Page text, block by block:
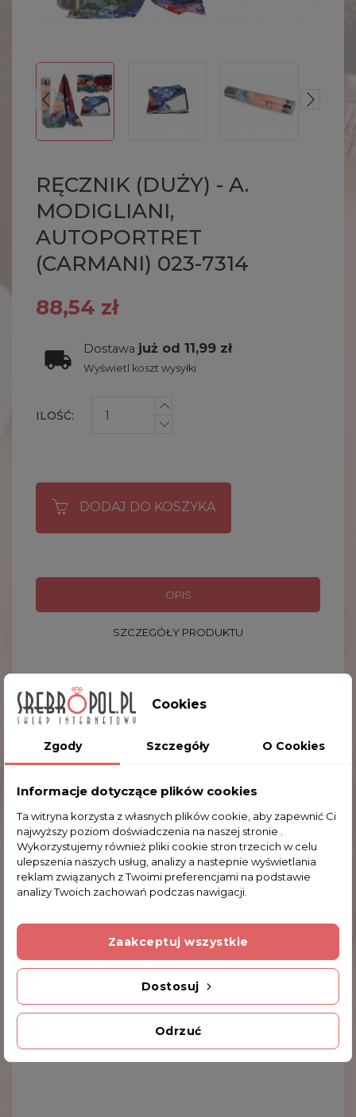
RĘCZNIK (DUŻY) - A.
MODIGLIANI,
AUTOPORTRET
(CARMANI) 023-7314
88,54 zł
Dostawa już od 11,99 zł
Wyświetl koszt wysyłki
ILOŚĆ:
DODAJ DO KOSZYKA
OPIS
SZCZEGÓŁY PRODUKTU
Miękki, wytrzymały i chłonny - to cechy ręcznika
Carmani. A kiedy dodamy do tego niepowtarzalne
wzory, to mamy ręcznik idealny. Nasze ręczniki
świetnie sprawdzają się nie tylko w domowych
Komentarze (0)
Na razie nie dodano żadnej recenzji.
Dodatkowe Informacje
INNE PRODUKTY W TEJ SAMEJ KATEGORII
Cookies
Zgody Szczegóły O Cookies
Informacje dotyczące plików cookies
Ta witryna korzysta z własnych plików cookie, aby zapewnić Ci
najwyższy poziom doświadczenia na naszej stronie .
Wykorzystujemy również pliki cookie stron trzecich w celu
ulepszenia naszych usług, analizy a nastepnie wyświetlania
reklam związanych z Twoimi preferencjami na podstawie
analizy Twoich zachowań podczas nawigacji.
Odrzuć
Dostosuj
Zaakceptuj wszystkie